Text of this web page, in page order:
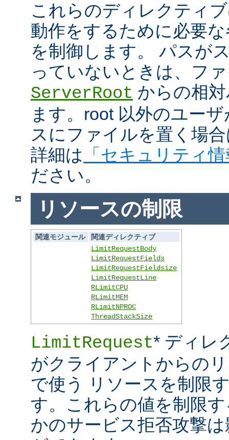
これらのディレクティ
動作をするために必要
を制御します。 パスが
っていないときは、フ
ServerRoot からの相
ます。root 以外のユー
スにファイルを置く場
詳細は
「セキュリティ
ださい。
リソースの制限
関連モジュール
関連ディレクティブ
LimitRequestBody
LimitRequestFields
LimitRequestFieldsize
LimitRequestLine
RLimitCPU
RLimitMEM
RLimitNPROC
ThreadStackSize
LimitRequest* ディレ
がクライアントからの
で使う リソースを制限
す。これらの値を制限
かのサービス拒否攻撃